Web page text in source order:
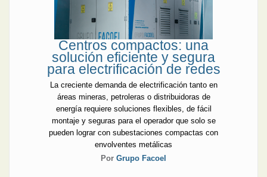
Centros compactos: una
solución eficiente y segura
para electrificación de redes
La creciente demanda de electrificación tanto en
áreas mineras, petroleras o distribuidoras de
energía requiere soluciones flexibles, de fácil
montaje y seguras para el operador que solo se
pueden lograr con subestaciones compactas con
envolventes metálicas
Por Grupo Facoel